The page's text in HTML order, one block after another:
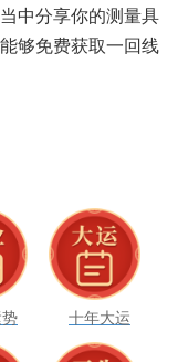
中分享你的测量具
够免费获取一回线
十年大运